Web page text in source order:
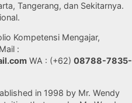
Tangerang, dan Sekitarnya.
Kompetensi Mengajar,
:
WA : (+62) 08788-7835-
in 1998 by Mr. Wendy